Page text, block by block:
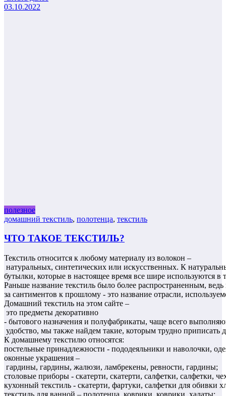
03.10.2022
полезное
домашний текстиль, полотенца, текстиль
ЧТО ТАКОЕ ТЕКСТИЛЬ?
Текстиль относится к любому материалу из волокон –
натуральных, синтетических или искусственных. К
бутылки, которые в настоящее время все шире используются в
Раньше название текстиль было более распространенным,
за сантиментов к прошлому - это название отрасли,
Домашний текстиль на этом сайте –
это предметы декоративно
- бытового назначения и полуфабрикаты, чаще всего
удобство, мы также найдем такие, которым трудно приписать
К домашнему текстилю относятся:
постельные принадлежности - пододеяльники и наволочки,
оконные украшения –
гардины, гардины, жалюзи, ламбрекены, ревности, гардины;
столовые приборы - скатерти, скатерти, салфетки, салфетки,
кухонный текстиль - скатерти, фартуки, салфетки для
текстиль для ванной – полотенца, коврики, коврики, халаты;